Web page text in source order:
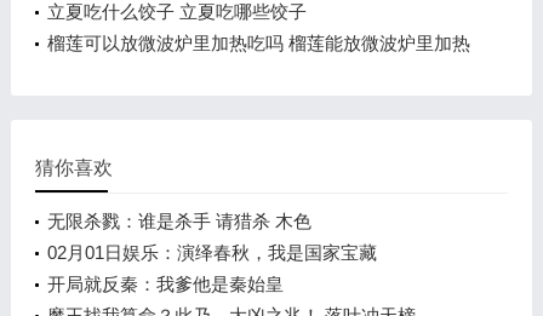
立夏吃什么饺子 立夏吃哪些饺子
榴莲可以放微波炉里加热吃吗 榴莲能放微波炉里加热
猜你喜欢
无限杀戮：谁是杀手 请猎杀 木色
02月01日娱乐：演绎春秋，我是国家宝藏
开局就反秦：我爹他是秦始皇